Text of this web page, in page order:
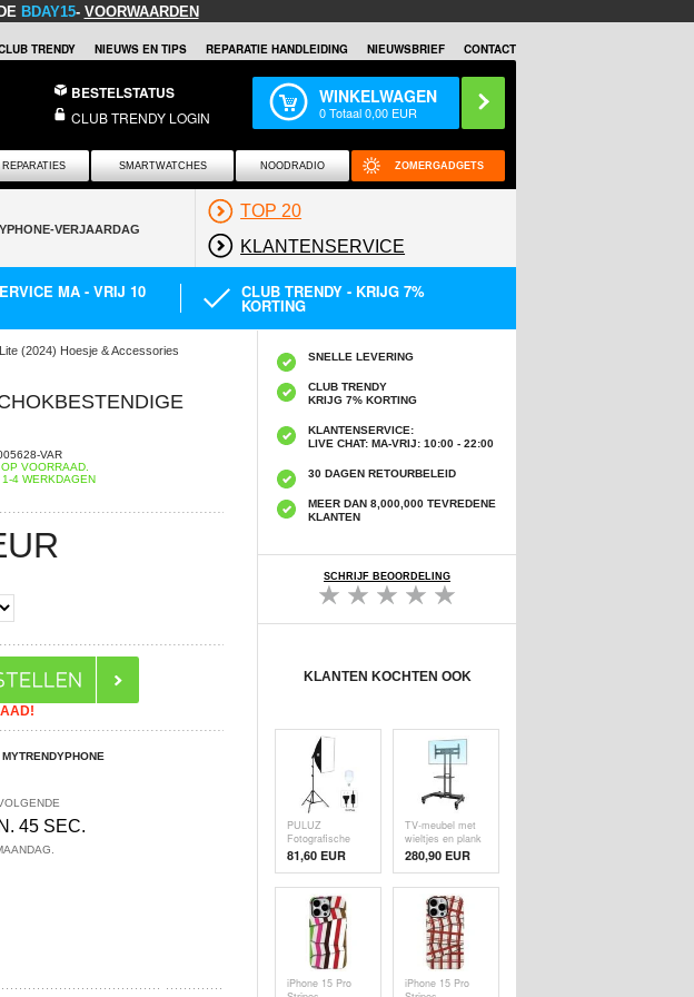
BDAY15- VOORWAARDEN
TRENDY NIEUWS EN TIPS REPARATIE HANDLEIDING NIEUWSBRIEF CONTACT
BESTELSTATUS
CLUB TRENDY LOGIN
WINKELWAGEN
0Totaal0,00 EUR
REPARATIES SMARTWATCHES NOODRADIO ZOMERGADGETS
TOP 20
KLANTENSERVICE
MA - VRIJ 10 CLUB TRENDY - KRIJG 7%
KORTING
(2024) Hoesje & Accessories
VAR
OP VOORRAAD.
4 WERKDAGEN
44 SEC.
SNELLE LEVERING
CLUB TRENDY
KRIJG 7% KORTING
KLANTENSERVICE:
LIVE CHAT: MA-VRIJ: 10:00 - 22:00
30 DAGEN RETOURBELEID
MEER DAN 8,000,000 TEVREDENE
KLANTEN
SCHRIJF BEOORDELING
KLANTEN KOCHTEN OOK
PULUZ
Fotografische
Verlichting
Statief+50x70cm
Fotostudio
Softbox+E27
LED Lamp Lamp
- EU Stekker
81,60 EUR
TV-meubel met
wieltjes en plank
- 32"-70"
280,90 EUR
iPhone 15 Pro
iPhone 15 Pro